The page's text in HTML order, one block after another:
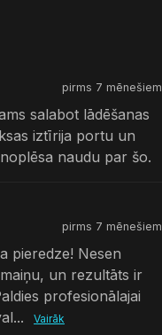
pirms 7 mēnešiem
salabot lādēšanas
iztīrija portu un
naudu par šo.
pirms 7 mēnešiem
pieredze! Nesen
un rezultāts ir
profesionālajai
Vairāk